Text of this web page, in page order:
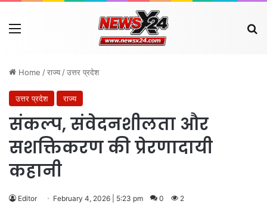
Menu
Home /राज्य /उत्तर प्रदेश
उत्तर प्रदेश राज्य
संकल्प, संवेदनशीलता और
सशक्तिकरण की प्रेरणादायी
कहानी
Editor February 4, 2026 | 5:23 pm 0 2